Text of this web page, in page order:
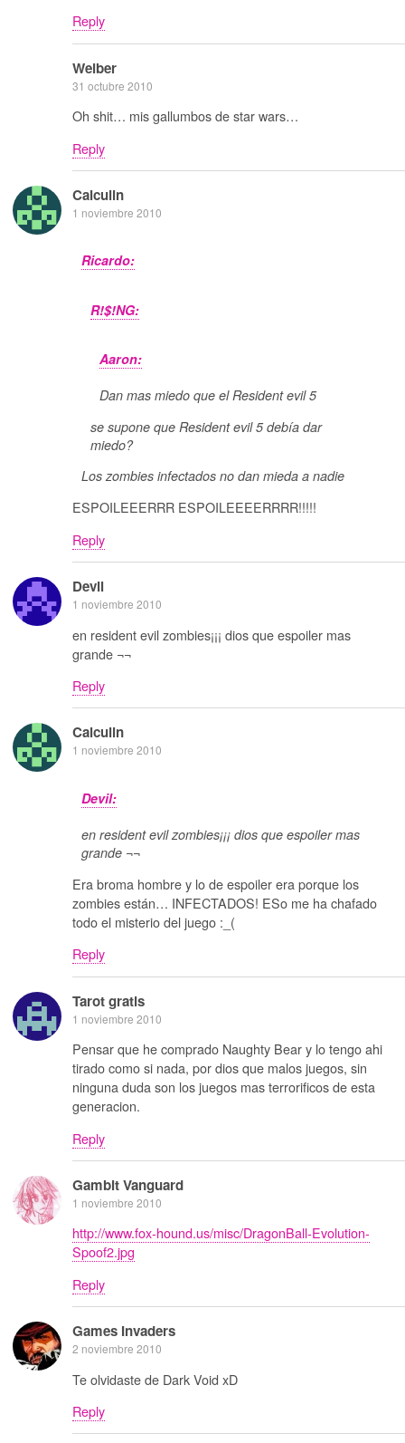
Reply
Weiber
31 octubre 2010
Oh shit… mis gallumbos de star wars…
Reply
Calculin
1 noviembre 2010
Ricardo:
R!$!NG:
Aaron:
Dan mas miedo que el Resident evil 5
se supone que Resident evil 5 debía dar
miedo?
Los zombies infectados no dan mieda a nadie
ESPOILEEERRR ESPOILEEEERRRR!!!!!
Reply
Devil
1 noviembre 2010
en resident evil zombies¡¡¡ dios que espoiler mas
grande ¬¬
Reply
Calculin
1 noviembre 2010
Devil:
en resident evil zombies¡¡¡ dios que espoiler mas
grande ¬¬
Era broma hombre y lo de espoiler era porque los
zombies están… INFECTADOS! ESo me ha chafado
todo el misterio del juego :_(
Reply
Tarot gratis
1 noviembre 2010
Pensar que he comprado Naughty Bear y lo tengo ahi
tirado como si nada, por dios que malos juegos, sin
ninguna duda son los juegos mas terrorificos de esta
generacion.
Reply
Gambit Vanguard
1 noviembre 2010
http://www.fox-hound.us/misc/DragonBall-Evolution-
Spoof2.jpg
Reply
Games Invaders
2 noviembre 2010
Te olvidaste de Dark Void xD
Reply